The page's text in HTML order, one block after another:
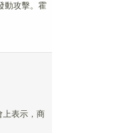
動攻擊。霍
上表示，商